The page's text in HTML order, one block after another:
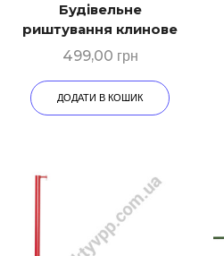
Будівельне
риштування клинове
499,00 грн
ДОДАТИ В КОШИК